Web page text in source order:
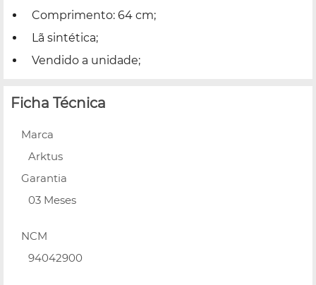
Comprimento: 64 cm;
Lã sintética;
Vendido a unidade;
Ficha Técnica
Marca
Arktus
Garantia
03 Meses
NCM
94042900